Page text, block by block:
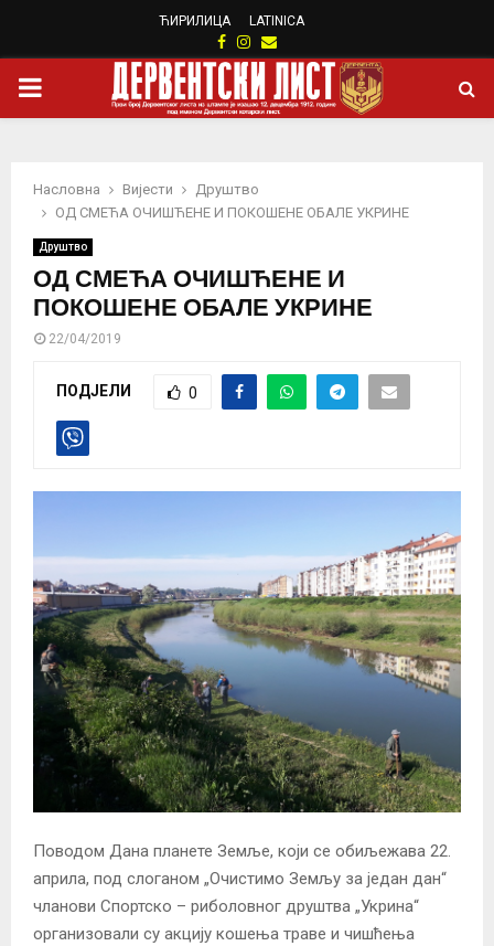
ЋИРИЛИЦА LATINICA
Facebook
Instagram
Email
PRIMARY
Насловна Вијести
Друштво
ОД СМЕЋА ОЧИШЋЕНЕ И ПОКОШЕНЕ ОБАЛЕ УКРИНЕ
Друштво
ОД СМЕЋА ОЧИШЋЕНЕ И
ПОКОШЕНЕ ОБАЛЕ УКРИНЕ
22/04/2019
ПОДЈЕЛИ 0
Поводом Дана планете Земље, који се обиљежава 22.
априла, под слоганом „Очистимо Земљу за један дан“
чланови Спортско – риболовног друштва „Укрина“
организовали су акцију кошења траве и чишћења